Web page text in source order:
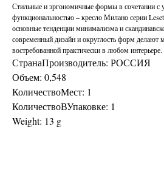
Стильные и эргономичные формы в сочетании с
функциональностью – кресло Милано серии
основные тенденции минимализма и
современный дизайн и округлость форм делают
востребованной практически в любом интерьере.
СтранаПроизводитель: РОССИЯ
Объем: 0,548
КоличествоМест: 1
КоличествоВУпаковке: 1
Weight: 13 g